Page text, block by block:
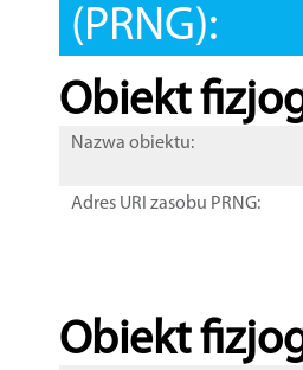
(PRNG):
Obiekt
Nazwa obiektu:
Adres URI zasobu PRNG:
Obiekt